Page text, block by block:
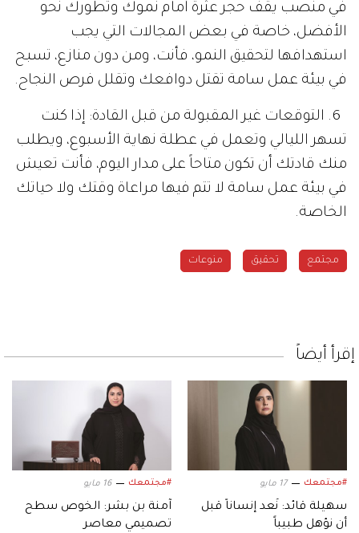
في منصب يقف حجر عثرة أمام نموك وتطورك نحو
الأفضل، خاصة في بعض المجالات التي يجب
استهدافها لتحقيق النمو، فأنت، ومن دون منازع، تسبح
في بيئة عمل سامة تقتل دوافعك وتقلل فرص النجاح.
6. التوقعات غير المقبولة من قبل القادة: إذا كنت
تسهر الليالي وتعمل في عطلة نهاية الأسبوع، ويطلب
منك قادتك أن تكون متاحاً على مدار اليوم، فأنت تعيش
في بيئة عمل سامة لا تتم فيها مراعاة وقتك ولا حياتك
الخاصة.
مجتمع تحقيق منوعات
إقرأ أيضاً
#مجتمعك 17 مايو
سهيلة قائد: نُعد إنساناً قبل
أن نؤهل طبيباً
#مجتمعك 16 مايو
آمنة بن بشر: الخوص سطح
تصميمي معاصر